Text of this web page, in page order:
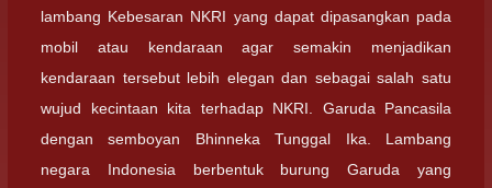
lambang Kebesaran NKRI yang dapat dipasangkan pada
mobil atau kendaraan agar semakin menjadikan
kendaraan tersebut lebih elegan dan sebagai salah satu
wujud kecintaan kita terhadap NKRI. Garuda Pancasila
dengan semboyan Bhinneka Tunggal Ika. Lambang
negara Indonesia berbentuk burung Garuda yang